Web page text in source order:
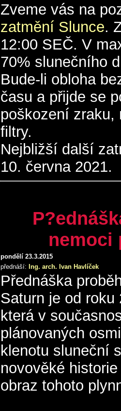
Zveme vás na
zatmění Slunce.
12:00 SEČ. V
70% slunečního
Bude-li obloha
času a přijde se
poškození zraku,
filtry.
Nejbližší další
10. června 2021.
nemoci
pondělí 23.3.2015
přednáší: Ing. arch. Ivan Havlíček
Přednáška
Saturn je od roku
která v
plánovaných
klenotu sluneční
novověké
obraz tohoto